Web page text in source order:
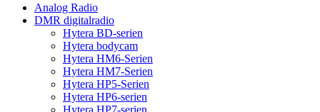
Analog Radio
DMR digitalradio
Hytera BD-serien
Hytera bodycam
Hytera HM6-Serien
Hytera HM7-Serien
Hytera HP5-Serien
Hytera HP6-serien
Hytera HP7-serien